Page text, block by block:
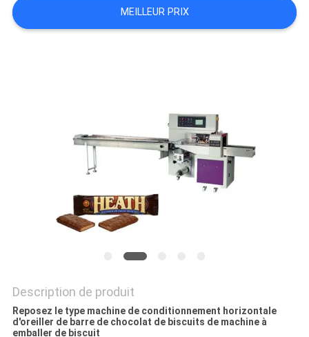
DEMANDEZ
UN DEVIS
MEILLEUR PRIX
Description de produit
Reposez le type machine de conditionnement horizontale
d'oreiller de barre de chocolat de biscuits de machine à
emballer de biscuit